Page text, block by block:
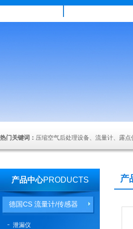
热门关键词： 压缩空气后处理设备、流量计、露
产品中心PRODUCTS
德国CS 流量计/传感器
泄漏仪
产